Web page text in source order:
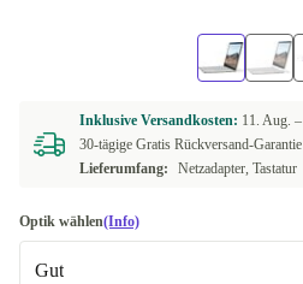
Inklusive Versandkosten: 11. Aug. –
30-tägige Gratis Rückversand-Garantie
Lieferumfang:
Netzadapter, Tastatur
Optik wählen(Info)
Gut